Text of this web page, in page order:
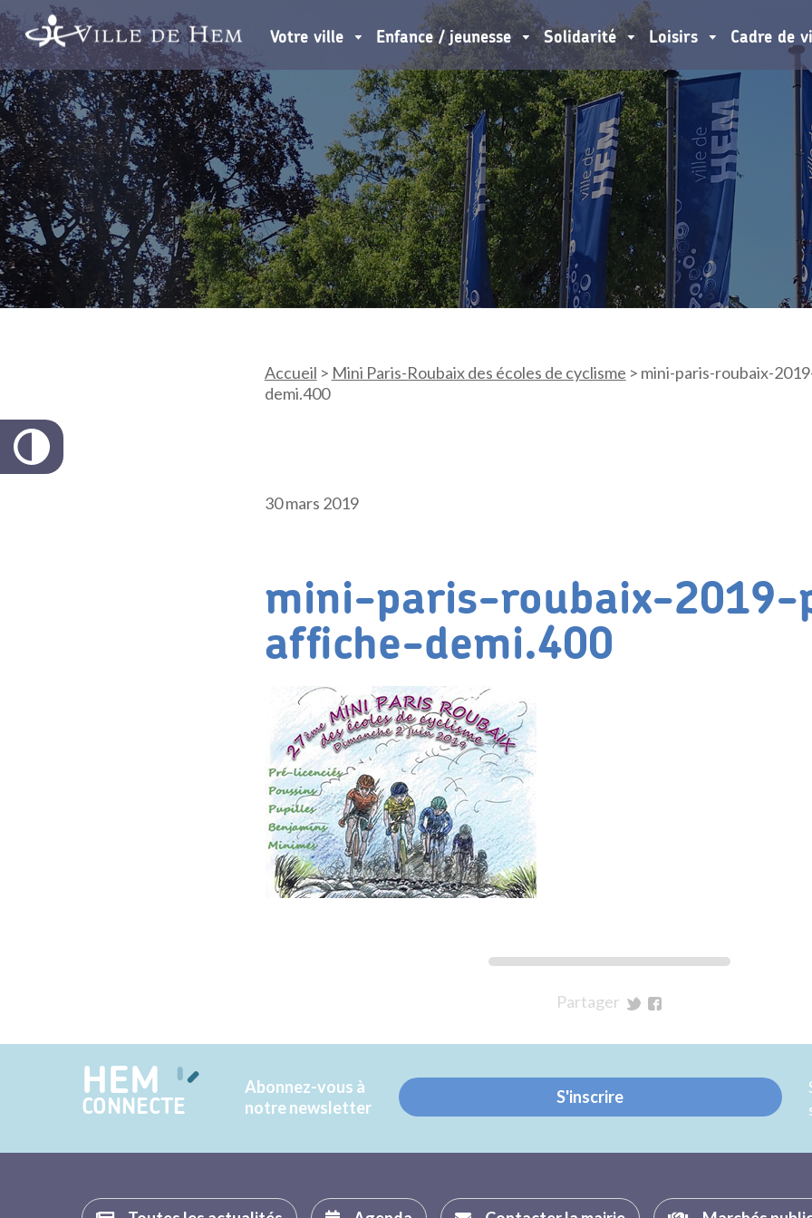
Votre ville Enfance / jeunesse Solidarité Loisirs Cadre de
Accueil > Mini Paris-Roubaix des écoles de cyclisme > mini-paris-roubaix-
demi.400
30 mars 2019
mini-paris-roubaix-2019-
affiche-demi.400
Partager
Twitter
Facebook
HEM
CONNECTE
Abonnez-vous à
notre newsletter
S'inscrire